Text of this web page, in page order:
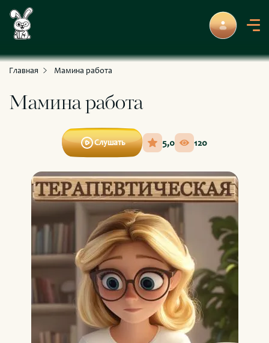
Для умных и любознательных
Главная Мамина работа
Мамина работа
Слушать 5,0 120